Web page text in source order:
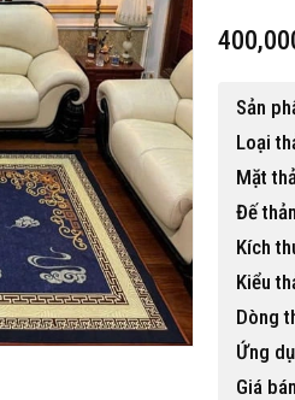
Sản
Loại
Mặt
Đế
Kích
Kiểu
Dòng
Ứng
Giá